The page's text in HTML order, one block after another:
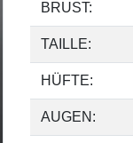
BRUST:
TAILLE:
HÜFTE:
AUGEN: